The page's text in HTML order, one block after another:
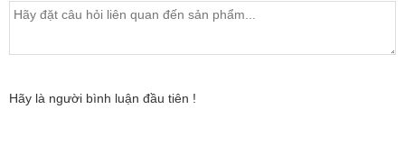
bảo hành sản phẩm
- Bàn giao máy cho khách hàng
Hãy là người bình luận đầu tiên !